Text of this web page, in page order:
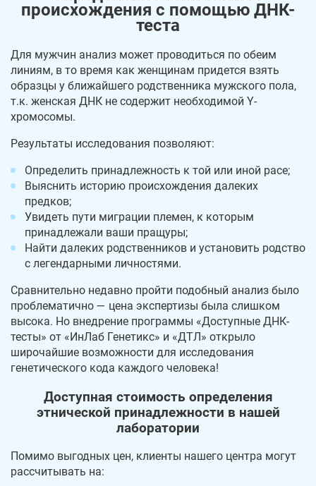
происхождения с помощью ДНК-
теста
Для мужчин анализ может проводиться по обеим
линиям, в то время как женщинам придется взять
образцы у ближайшего родственника мужского пола,
т.к. женская ДНК не содержит необходимой Y-
хромосомы.
Результаты исследования позволяют:
Определить принадлежность к той или иной расе;
Выяснить историю происхождения далеких
предков;
Увидеть пути миграции племен, к которым
принадлежали ваши пращуры;
Найти далеких родственников и установить родство
с легендарными личностями.
Сравнительно недавно пройти подобный анализ было
проблематично — цена экспертизы была слишком
высока. Но внедрение программы «Доступные ДНК-
тесты» от «ИнЛаб Генетикс» и «ДТЛ» открыло
широчайшие возможности для исследования
генетического кода каждого человека!
Доступная стоимость определения
этнической принадлежности в нашей
лаборатории
Помимо выгодных цен, клиенты нашего центра могут
рассчитывать на: